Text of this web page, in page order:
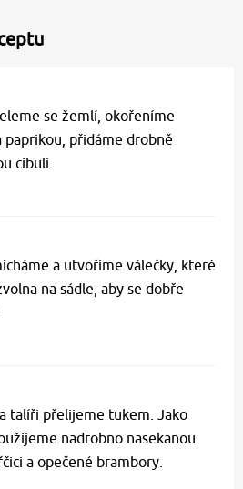
se žemlí, okořeníme
paprikou, přidáme drobně
cibuli.
a utvoříme válečky, které
na sádle, aby se dobře
talíři přelijeme tukem. Jako
nadrobno nasekanou
a opečené brambory.